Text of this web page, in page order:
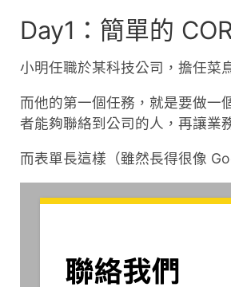
Day1：簡單的
小明任職於某科技公司，擔任菜
而他的第一個任務，就是要做一
者能夠聯絡到公司的人，再讓業
而表單長這樣（雖然長得很像